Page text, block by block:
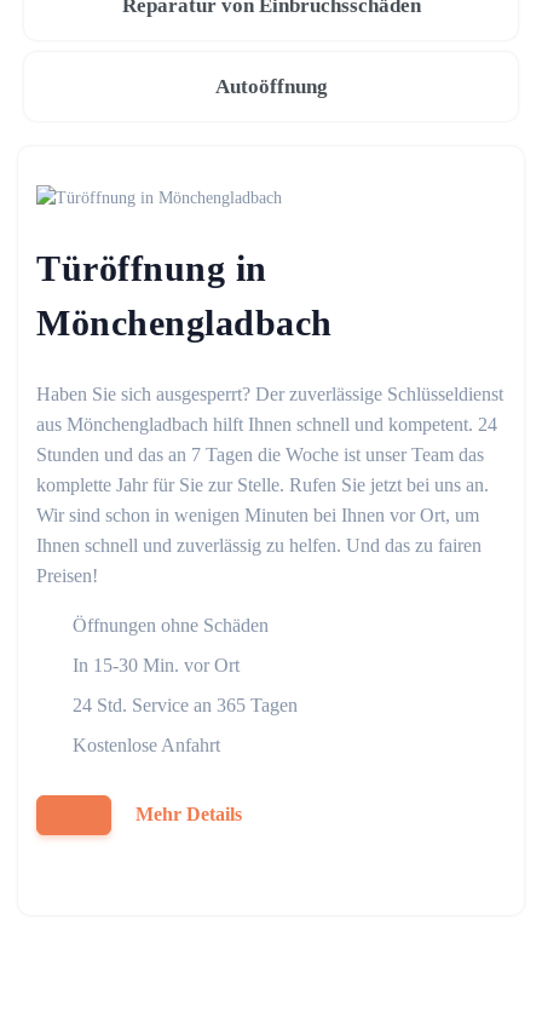
Reparatur von Einbruchsschäden
Autoöffnung
Türöffnung in
Mönchengladbach
Haben Sie sich ausgesperrt? Der zuverlässige Schlüsseldienst
aus Mönchengladbach hilft Ihnen schnell und kompetent. 24
Stunden und das an 7 Tagen die Woche ist unser Team das
komplette Jahr für Sie zur Stelle. Rufen Sie jetzt bei uns an.
Wir sind schon in wenigen Minuten bei Ihnen vor Ort, um
Ihnen schnell und zuverlässig zu helfen. Und das zu fairen
Preisen!
Öffnungen ohne Schäden
In 15-30 Min. vor Ort
24 Std. Service an 365 Tagen
Kostenlose Anfahrt
Mehr Details